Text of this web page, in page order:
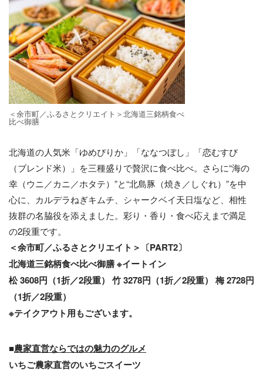
＜余市町／ふるさとクリエイト＞北海道三銘柄⾷べ
⽐べ御膳
北海道の⼈気⽶「ゆめぴりか」「ななつぼし」「恋むすび
（ブレンド⽶）」を三種盛りで贅沢に⾷べ⽐べ。さらに“海の
幸（ウニ／カニ／ホタテ）”と“北島豚（焼き／しぐれ）”を中
⼼に、カルデラねぎキムチ、シャークベイ天⽇塩など、相性
抜群の名脇役を添えました。彩り・⾹り・⾷べ応えまで満⾜
の2段重です。
＜余市町／ふるさとクリエイト＞〔PART2〕
北海道三銘柄⾷べ⽐べ御膳 ※イートイン
松 3608円（1折／2段重） ⽵ 3278円（1折／2段重） 梅 2728円
（1折／2段重）
※テイクアウト⽤もございます。
■農家直営ならではの魅力のグルメ
いちご農家直営のいちごスイーツ